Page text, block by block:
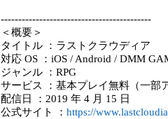
-------------------------------------------
＜概要＞
タイトル ：ラストクラウディア
対応 OS ：iOS / Android / DMM
ジャンル ：RPG
サービス ：基本プレイ無料（一部
配信日 ：2019 年 4 月 15 日
公式サイト ： https://